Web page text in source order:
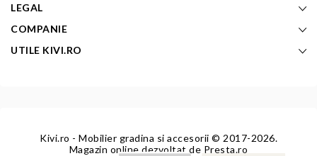
LEGAL
COMPANIE
UTILE KIVI.RO
Kivi.ro - Mobilier gradina si accesorii © 2017-2026.
Magazin online dezvoltat de Presta.ro